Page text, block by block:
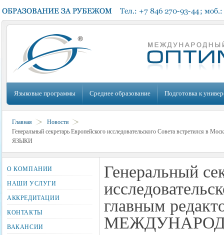
Языковые программы Среднее образование Подготовка к
Главная
Новости
Генеральный секретарь Европейского исследовательского Совета
ЯЗЫКИ
Генеральный
главным
О КОМПАНИИ
НАШИ УСЛУГИ
АККРЕДИТАЦИИ
КОНТАКТЫ
ВАКАНСИИ